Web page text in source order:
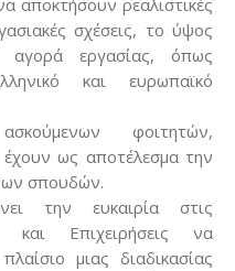
αποκτήσουν ρεαλιστικές
σχέσεις, το ύψος
εργασίας, όπως
και ευρωπαϊκό
φοιτητών,
ως αποτέλεσμα την
σπουδών.
την ευκαιρία στις
και Επιχειρήσεις να
μιας διαδικασίας